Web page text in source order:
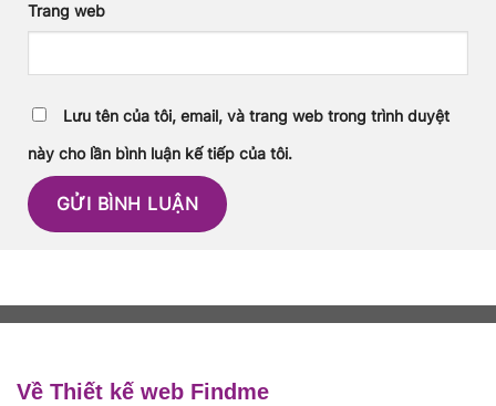
Trang web
Lưu tên của tôi, email, và trang web trong trình duyệt
này cho lần bình luận kế tiếp của tôi.
Về Thiết kế web Findme